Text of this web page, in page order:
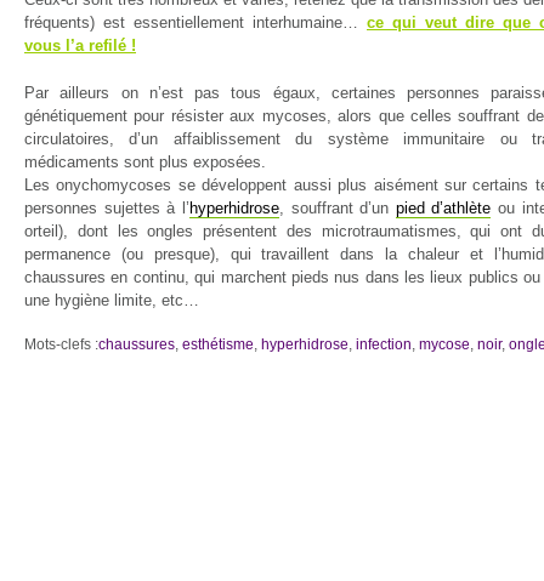
fréquents) est essentiellement interhumaine… ce qui veut dire que
vous l’a refilé !
Par ailleurs on n’est pas tous égaux, certaines personnes
génétiquement pour résister aux mycoses, alors que celles souffrant
circulatoires, d’un affaiblissement du système immunitaire ou
médicaments sont plus exposées.
Les onychomycoses se développent aussi plus aisément sur certains
personnes sujettes à l’ hyperhidrose, souffrant d’un pied d’athlète ou
orteil), dont les ongles présentent des microtraumatismes, qui ont
permanence (ou presque), qui travaillent dans la chaleur et
chaussures en continu, qui marchent pieds nus dans les lieux publics
une hygiène limite, etc…
Mots-clefs :chaussures, esthétisme, hyperhidrose, infection, mycose, noir,